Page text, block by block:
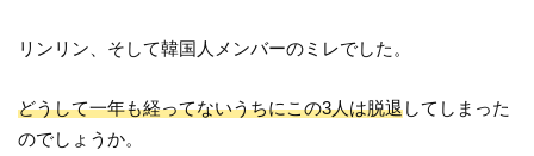
リンリン、そして韓国人メンバーのミレでした。
どうして一年も経ってないうちにこの3人は脱退してしまった
のでしょうか。